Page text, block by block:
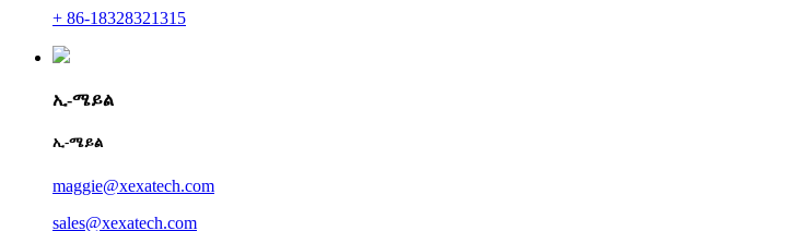
+ 86-18328321315
ኢ-ሜይል
ኢ-ሜይል
maggie@xexatech.com
sales@xexatech.com